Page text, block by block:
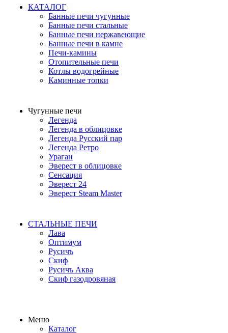
КАТАЛОГ
Банные печи чугунные
Банные печи стальные
Банные печи нержавеющие
Банные печи в камне
Печи-камины
Отопительные печи
Котлы водогрейные
Каминные топки
Чугунные печи
Легенда
Легенда в облицовке
Легенда Русский пар
Легенда Ретро
Ураган
Эверест в облицовке
Сенсация
Эверест 24
Эверест Steam Master
СТАЛЬНЫЕ ПЕЧИ
Лава
Оптимум
Русичъ
Скиф
Русичъ Аква
Скиф газодровяная
Меню
Каталог